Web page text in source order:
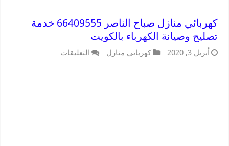
كهربائي منازل صباح الناصر 66409555 خدمة
تصليح وصيانة الكهرباء بالكويت
أبريل 3, 2020 كهربائي منازل التعليقات